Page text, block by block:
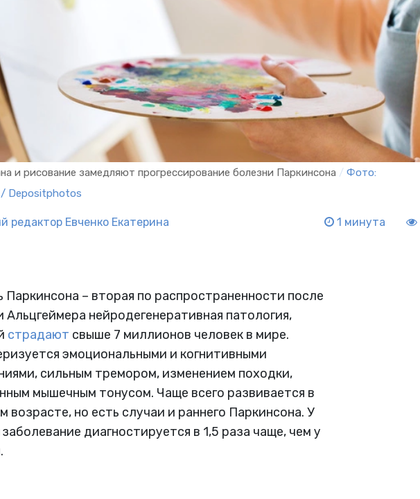
и рисование замедляют прогрессирование болезни Паркинсона / Фото:
Depositphotos
редактор Евченко Екатерина 1 минута
Паркинсона – вторая по распространенности после
Альцгеймера нейродегенеративная патология,
страдают свыше 7 миллионов человек в мире.
эмоциональными и когнитивными
сильным тремором, изменением походки,
мышечным тонусом. Чаще всего развивается в
возрасте, но есть случаи и раннего Паркинсона. У
диагностируется в 1,5 раза чаще, чем у